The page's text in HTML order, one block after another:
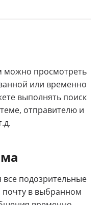
можно просмотреть
или временно
выполнять поиск
отправителю и
все подозрительные
в выбранном